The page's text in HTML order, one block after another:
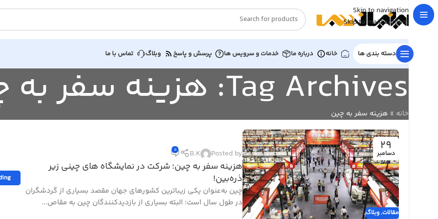
Skip to navigation
Skip to main content
دسته بندی ها خانه درباره ما خدمات و سرویس ها پرسش و پاسخ وبلاگ تماس با ما
Tag Archives: هزینه سفر به چین
خانه » هزینه سفر به چین
29
دسامبر
مقالات,وبلاگ
Posted by
B.K
0
هزینه سفر به چین؛ شرکت در نمایشگاه های چینی زیر
ذره‌بین!
چین به‌عنوان یکی زیباترین کشورهای جهان مقصد بسیاری از گردشگران
در طول سال است؛ البته بسیاری از بازدیدکنندگان چین به مقاص...